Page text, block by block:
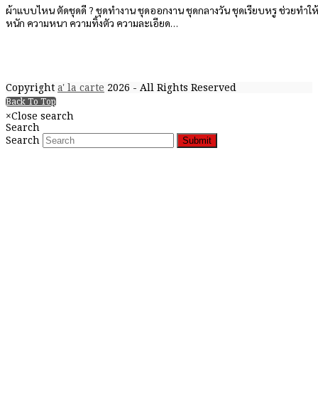
ผ้าแบบไหน ตัดชุดดี ? ชุดทำงาน ชุดออกงาน ชุดกลางวัน ชุดเรียบหรู ช่วยทำใ
หนัก ความหนา ความทิ้งตัว ความละเอียด…
Copyright a' la carte 2026 - All Rights Reserved
Back To Top
×Close search
Search
Search
Submit